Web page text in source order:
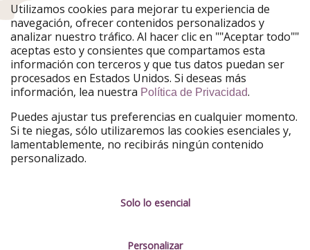
PiratinViaggio
HolidayPirates
VakantiePiraten
WakacyjniPiraci
VoyagesPirates
Ferienpiraten
Urlaubspiraten
Urlaubspiraten
TravelPirates
Nuestro grupo
HolidayPirates Group
Conócenos mejor
Sobre ViajerosPiratas
Información legal
Utilizamos cookies para mejorar tu experiencia de
navegación, ofrecer contenidos personalizados y
analizar nuestro tráfico. Al hacer clic en ""Aceptar todo""
aceptas esto y consientes que compartamos esta
información con terceros y que tus datos puedan ser
procesados en Estados Unidos. Si deseas más
información, lea nuestra Política de Privacidad.
Puedes ajustar tus preferencias en cualquier momento.
Si te niegas, sólo utilizaremos las cookies esenciales y,
lamentablemente, no recibirás ningún contenido
personalizado.
Solo lo esencial
Personalizar